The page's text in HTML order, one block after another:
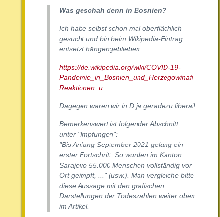
Was geschah denn in Bosnien?
Ich habe selbst schon mal oberflächlich
gesucht und bin beim Wikipedia-Eintrag
entsetzt hängengeblieben:
https://de.wikipedia.org/wiki/COVID-19-
Pandemie_in_Bosnien_und_Herzegowina#
Reaktionen_u...
Dagegen waren wir in D ja geradezu liberal!
Bemerkenswert ist folgender Abschnitt
unter "Impfungen":
"Bis Anfang September 2021 gelang ein
erster Fortschritt. So wurden im Kanton
Sarajevo 55.000 Menschen vollständig vor
Ort geimpft, ..." (usw.). Man vergleiche bitte
diese Aussage mit den grafischen
Darstellungen der Todeszahlen weiter oben
im Artikel.